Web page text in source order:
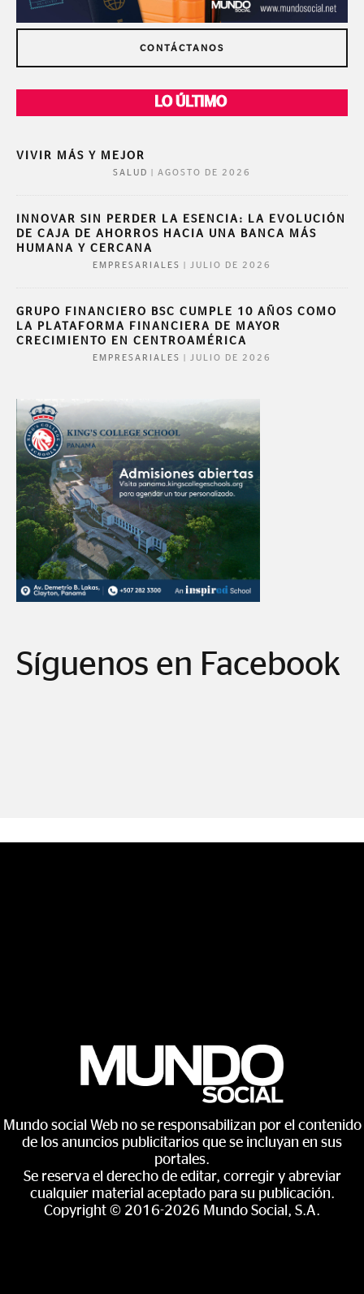
CONTÁCTANOS
LO ÚLTIMO
VIVIR MÁS Y MEJOR
SALUD AGOSTO DE 2026
INNOVAR SIN PERDER LA ESENCIA: LA EVOLUCIÓN
DE CAJA DE AHORROS HACIA UNA BANCA MÁS
HUMANA Y CERCANA
EMPRESARIALES JULIO DE 2026
GRUPO FINANCIERO BSC CUMPLE 10 AÑOS COMO
LA PLATAFORMA FINANCIERA DE MAYOR
CRECIMIENTO EN CENTROAMÉRICA
EMPRESARIALES JULIO DE 2026
Síguenos en Facebook
Mundo social Web no se responsabilizan por el contenido
de los anuncios publicitarios que se incluyan en sus
portales.
Se reserva el derecho de editar, corregir y abreviar
cualquier material aceptado para su publicación.
Copyright © 2016-2026 Mundo Social, S.A.